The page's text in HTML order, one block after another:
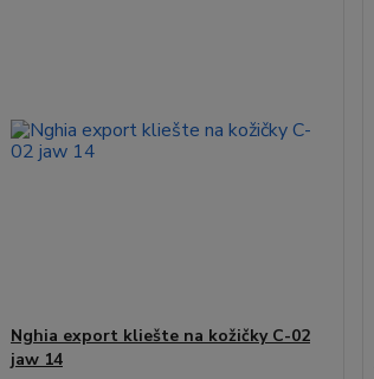
Nghia export kliešte na kožičky C-02
jaw 14